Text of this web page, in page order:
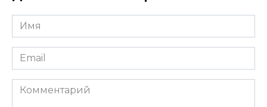
Имя
*
Email
*
Комментарий